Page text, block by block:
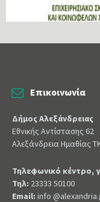
Επικοινωνία
Δήμος Αλεξάνδρειας
Εθνικής Αντίστασης 62
Αλεξάνδρεια Ημαθίας
Τηλεφωνικό κέντρο,
Τηλ: 23333 50100
Email: info